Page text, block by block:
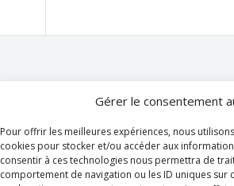
Gérer le consentement
Pour offrir les meilleures expériences, nous
cookies pour stocker et/ou accéder aux
consentir à ces technologies nous permettra de
comportement de navigation ou les ID uniques sur
ANCESU
Dr Gaël GHENO
Président de l’ANCESU